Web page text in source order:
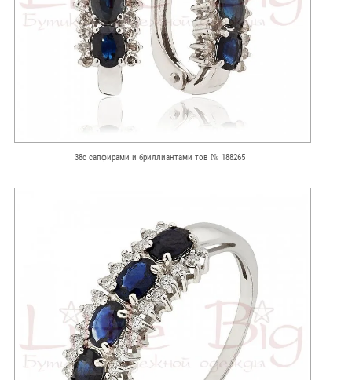
38с сапфирами и бриллиантами тов № 188265